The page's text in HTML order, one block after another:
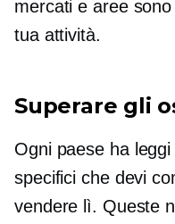
mercati e aree
tua attività.
Superare gli
Ogni paese ha
specifici che devi
vendere lì. Queste